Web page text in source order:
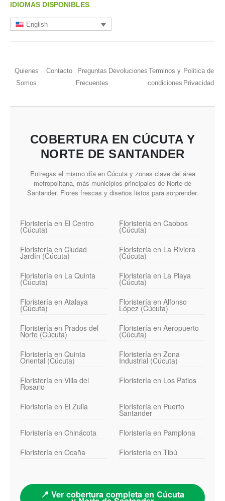
IDIOMAS DISPONIBLES
English
Quienes
Somos
Contacto
Preguntas
Frecuentes
Devoluciones Terminos y
condiciones
Politica de
Privacidad
COBERTURA EN CÚCUTA Y
NORTE DE SANTANDER
Entregas el mismo día en Cúcuta y zonas clave del área
metropolitana, más municipios principales de Norte de
Santander. Flores frescas y diseños listos para sorprender.
Floristería en El Centro
(Cúcuta)
Floristería en Caobos
(Cúcuta)
Floristería en Ciudad
Jardín (Cúcuta)
Floristería en La Riviera
(Cúcuta)
Floristería en La Quinta
(Cúcuta)
Floristería en La Playa
(Cúcuta)
Floristería en Atalaya
(Cúcuta)
Floristería en Alfonso
López (Cúcuta)
Floristería en Prados del
Norte (Cúcuta)
Floristería en Aeropuerto
(Cúcuta)
Floristería en Quinta
Oriental (Cúcuta)
Floristería en Zona
Industrial (Cúcuta)
Floristería en Villa del
Rosario
Floristería en Los Patios
Floristería en El Zulia Floristería en Puerto
Santander
Floristería en Chinácota
Floristería en Pamplona
Floristería en Ocaña
Floristería en Tibú
📍 Ver cobertura completa en Cúcuta